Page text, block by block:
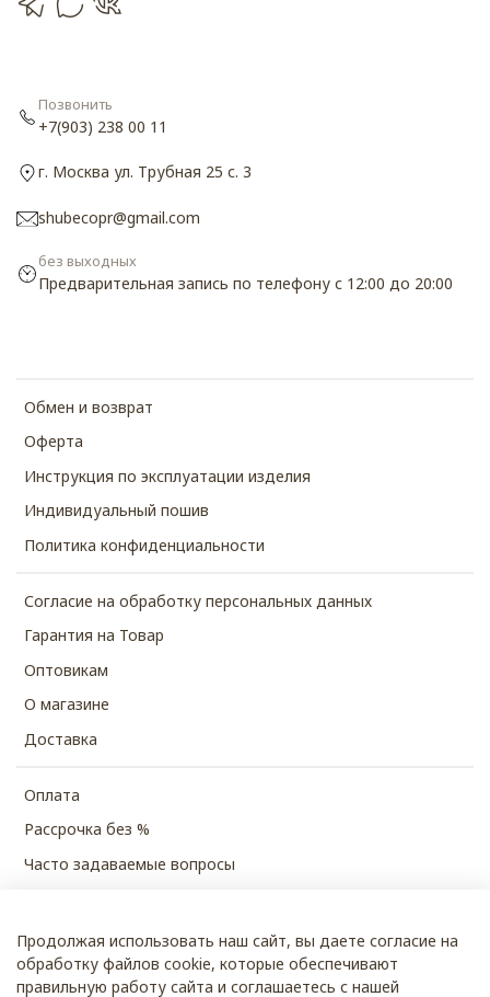
Обмен и возврат
Оферта
Инструкция по эксплуатации изделия
Индивидуальный пошив
Политика конфиденциальности
Согласие на обработку персональных данных
Гарантия на Товар
Оптовикам
О магазине
Доставка
Оплата
Рассрочка без %
Часто задаваемые вопросы
Позвонить
+7(903) 238 00 11
г. Москва ул. Трубная 25 с. 3
shubecopr@gmail.com
без выходных
Предварительная запись по телефону с 12:00 до 20:00
© 2026 SHUBECO
Продолжая использовать наш сайт, вы даете согласие на
обработку файлов cookie, которые обеспечивают
правильную работу сайта и соглашаетесь с нашей